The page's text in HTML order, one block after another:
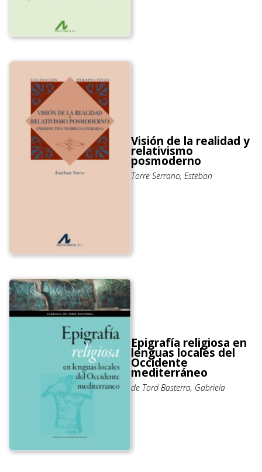
Visión de la realidad y
relativismo
posmoderno
Torre Serrano, Esteban
Epigrafía religiosa en
lenguas locales del
Occidente
mediterráneo
de Tord Basterra, Gabriela